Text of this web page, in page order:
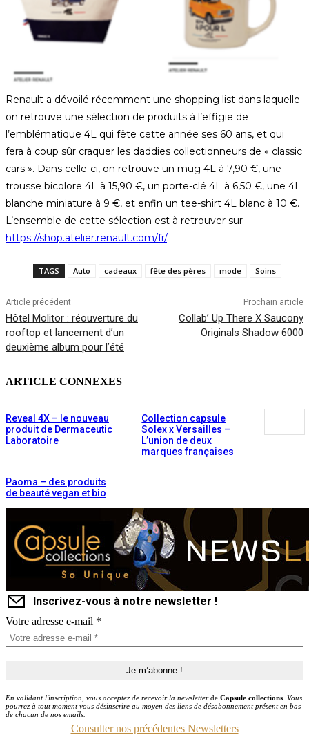
Renault a dévoilé récemment une shopping list dans laquelle
on retrouve une sélection de produits à l’effigie de
l’emblématique 4L qui fête cette année ses 60 ans, et qui
fera à coup sûr craquer les daddies collectionneurs de « classic
cars ». Dans celle-ci, on retrouve un mug 4L à 7,90 €, une
trousse bicolore 4L à 15,90 €, un porte-clé 4L à 6,50 €, une 4L
blanche miniature à 9 €, et enfin un tee-shirt 4L blanc à 10 €.
L’ensemble de cette sélection est à retrouver sur
https://shop.atelier.renault.com/fr/.
TAGS Auto cadeaux fête des pères mode Soins
Article précédent
Hôtel Molitor : réouverture du
rooftop et lancement d’un
deuxième album pour l’été
Prochain article
Collab’ Up There X Saucony
Originals Shadow 6000
ARTICLE CONNEXES
Reveal 4X – le nouveau
produit de Dermaceutic
Laboratoire
Collection capsule
Solex x Versailles –
L’union de deux
marques françaises
Paoma – des produits
de beauté vegan et bio
Inscrivez-vous à notre newsletter !
Votre adresse e-mail *
En validant l'inscription, vous acceptez de recevoir la newsletterde Capsule collections . Vous
pourrez à tout moment vous désinscrire au moyen des liens de désabonnement présent en bas
de chacun de nos emails.
Consulter nos précédentes Newsletters